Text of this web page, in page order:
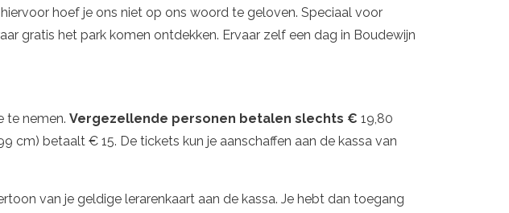
hoef je ons niet op ons woord te geloven. Speciaal voor
gratis het park komen ontdekken. Ervaar zelf een dag in Boudewijn
te nemen. Vergezellende personen betalen slechts € 19,80
cm) betaalt € 15. De tickets kun je aanschaffen aan de kassa van
van je geldige lerarenkaart aan de kassa. Je hebt dan toegang